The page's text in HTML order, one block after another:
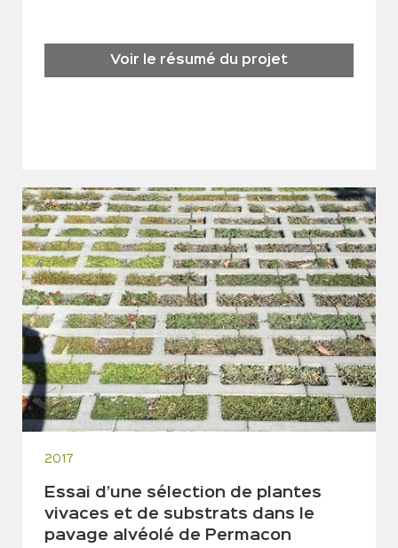
Voir le résumé du projet
2017
Essai d’une sélection de plantes
vivaces et de substrats dans le
pavage alvéolé de Permacon